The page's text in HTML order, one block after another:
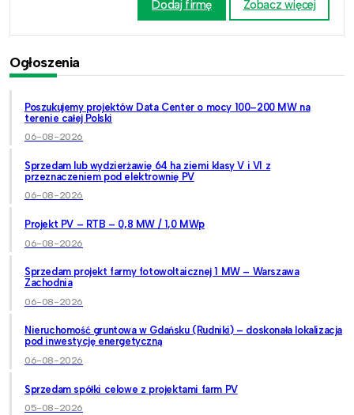
Dodaj firmę Zobacz więcej
Ogłoszenia
Poszukujemy projektów Data Center o mocy 100–200 MW na
terenie całej Polski
06-08-2026
Sprzedam lub wydzierżawię 64 ha ziemi klasy V i VI z
przeznaczeniem pod elektrownię PV
06-08-2026
Projekt PV – RTB – 0,8 MW / 1,0 MWp
06-08-2026
Sprzedam projekt farmy fotowoltaicznej 1 MW – Warszawa
Zachodnia
06-08-2026
Nieruchomość gruntowa w Gdańsku (Rudniki) – doskonała lokalizacja
pod inwestycję energetyczną
06-08-2026
Sprzedam spółki celowe z projektami farm PV
05-08-2026